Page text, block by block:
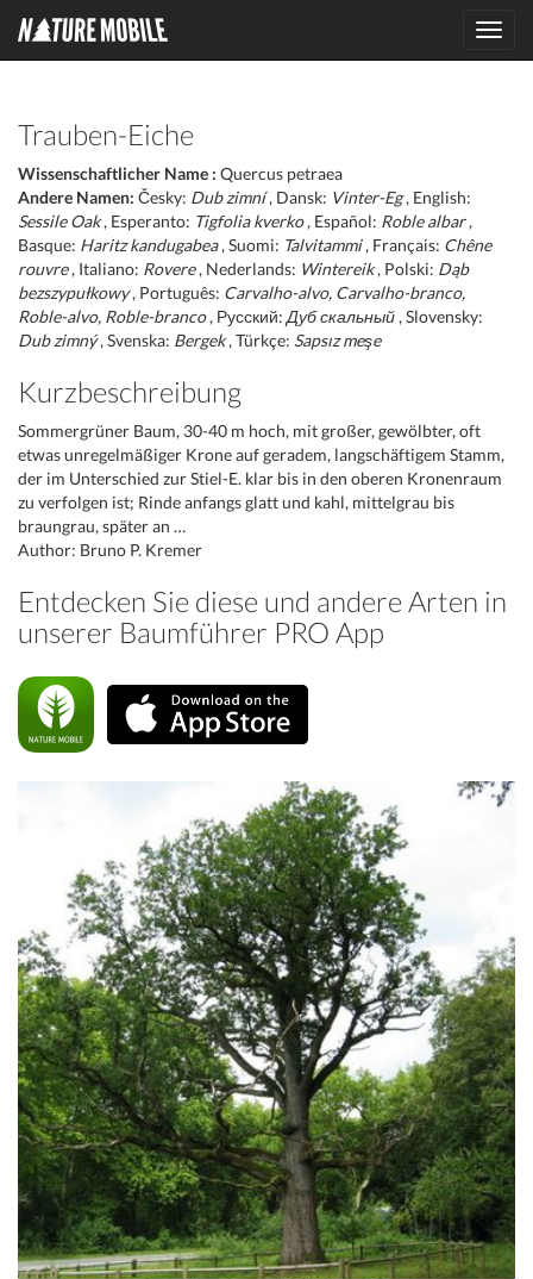
Trauben-Eiche
Wissenschaftlicher Name : Quercus petraea
Andere Namen: Česky: Dub zimní, Dansk: Vinter-Eg, English:
Sessile Oak, Esperanto: Tigfolia kverko, Español: Roble albar,
Basque: Haritz kandugabea, Suomi: Talvitammi, Français: Chêne
rouvre, Italiano: Rovere, Nederlands: Wintereik, Polski: Dąb
bezszypułkowy, Português: Carvalho-alvo, Carvalho-branco,
Roble-alvo, Roble-branco, Русский: Дуб скальный , Slovensky:
Dub zimný, Svenska: Bergek, Türkçe: Sapsız meşe
Kurzbeschreibung
Sommergrüner Baum, 30-40 m hoch, mit großer, gewölbter, oft
etwas unregelmäßiger Krone auf geradem, langschäftigem Stamm,
der im Unterschied zur Stiel-E. klar bis in den oberen Kronenraum
zu verfolgen ist; Rinde anfangs glatt und kahl, mittelgrau bis
braungrau, später an …
Author: Bruno P. Kremer
Entdecken Sie diese und andere Arten in
unserer Baumführer PRO App